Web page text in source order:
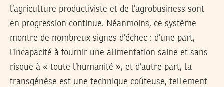
l’agriculture productiviste et de l’agrobusiness sont
en progression continue. Néanmoins, ce système
montre de nombreux signes d’échec : d’une part,
l’incapacité à fournir une alimentation saine et sans
risque à « toute l’humanité », et d’autre part, la
transgénèse est une technique coûteuse, tellement